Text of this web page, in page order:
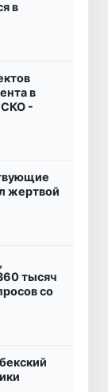
в
в
-
жертвой
тысяч
со